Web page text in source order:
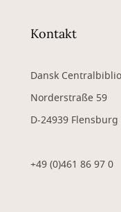
Kontakt
Dansk
Norderstraße 59
D-24939 Flensburg
+49 (0)461 86 97 0